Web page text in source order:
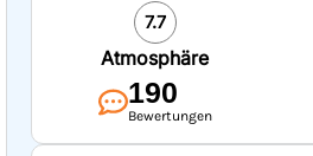
7.7
Atmosphäre
190
Bewertungen